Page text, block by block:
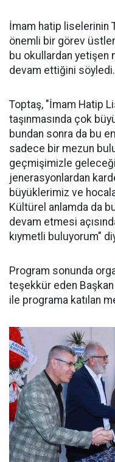
İmam hatip liselerinin
önemli bir görev
bu okullardan yetişen
devam ettiğini söyledi.
Toptaş, "İmam Hatip
taşınmasında çok
bundan sonra da bu
sadece bir mezun
geçmişimizle
jenerasyonlardan
büyüklerimiz ve
Kültürel anlamda da
devam etmesi
kıymetli buluyorum"
Program sonunda
teşekkür eden
ile programa katılan